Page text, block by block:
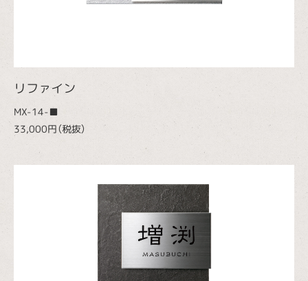
リファイン
MX-14-■
33,000円（税抜）